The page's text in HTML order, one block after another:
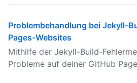
Problembehandlung bei Jekyll-
Pages-Websites
Mithilfe der Jekyll-Build-
Probleme auf deiner GitHub